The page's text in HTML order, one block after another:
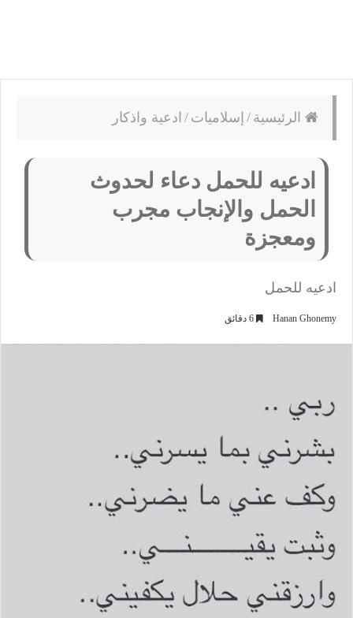
الرئيسية / إسلاميات / ادعية واذكار
ادعيه للحمل دعاء لحدوث
الحمل والإنجاب مجرب
ومعجزة
ادعيه للحمل
Hanan Ghonemy